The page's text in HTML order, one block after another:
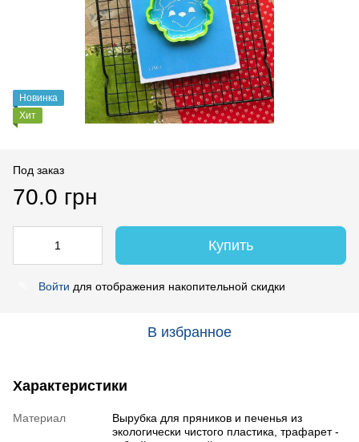
Новинка
Хит
Под заказ
70.0 грн
Купить
Войти для отображения накопительной скидки
В избранное
Характеристики
Материал
Вырубка для пряников и печенья из
экологически чистого пластика, трафарет -